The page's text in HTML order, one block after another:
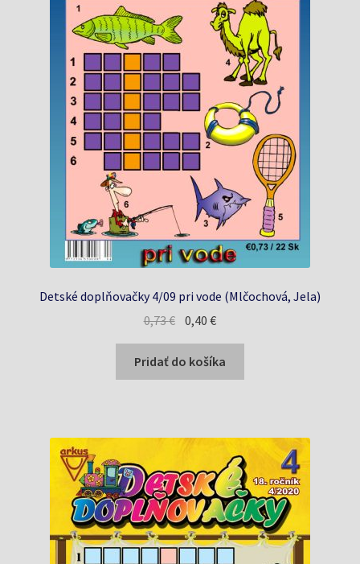
Detské doplňovačky 4/09 pri vode (Mlčochová, Jela)
0,73€ Pôvodná
cena
bola:
0,73 €.
0,40€Aktuálna
cena
je:
0,40 €.
Pridať do košíka